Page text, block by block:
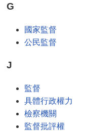
G
國家監督
公民監督
J
監督
具體行政權力
檢察機關
監督批評權